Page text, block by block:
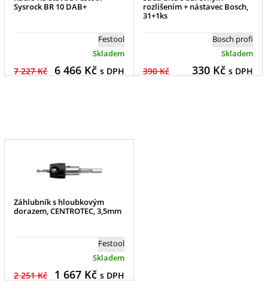
Sysrock BR 10 DAB+
Festool
Skladem
7 227 Kč 6 466Kč s DPH
rozlišením + nástavec Bosch,
31+1ks
Bosch profi
Skladem
390 Kč 330Kč s DPH
Záhlubník s hloubkovým
dorazem, CENTROTEC, 3,5mm
Festool
Skladem
2 251 Kč 1 667Kč s DPH